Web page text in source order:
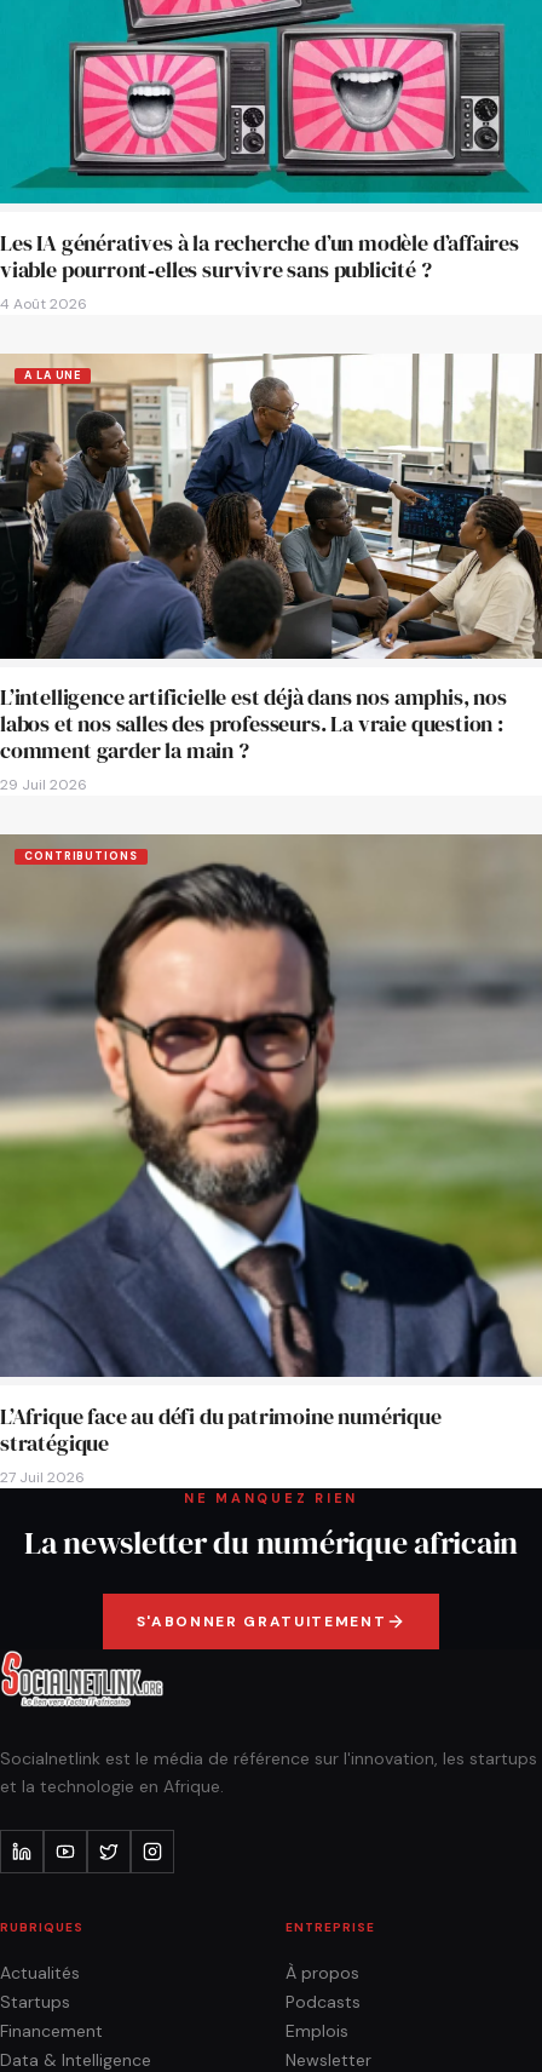
Les IA génératives à la recherche d’un modèle d’affaires
viable pourront‑elles survivre sans publicité ?
4 Août 2026
A LA UNE
L’intelligence artificielle est déjà dans nos amphis, nos
labos et nos salles des professeurs. La vraie question :
comment garder la main ?
29 Juil 2026
CONTRIBUTIONS
L’Afrique face au défi du patrimoine numérique
stratégique
27 Juil 2026
NE MANQUEZ RIEN
La newsletter du numérique africain
S'ABONNER GRATUITEMENT
Socialnetlink est le média de référence sur l'innovation, les startups
et la technologie en Afrique.
RUBRIQUES
Actualités
Startups
Financement
Data & Intelligence
ENTREPRISE
À propos
Podcasts
Emplois
Newsletter